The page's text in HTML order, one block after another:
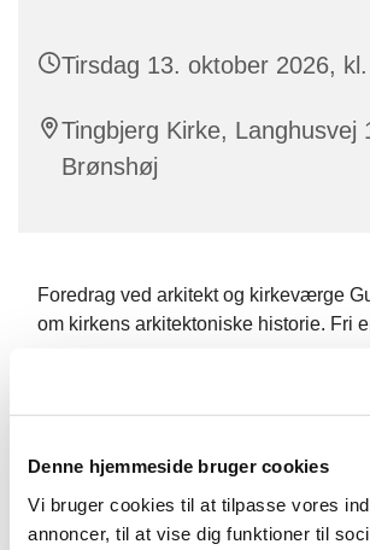
Denne hjemmeside bruger cookies
Vi bruger cookies til at tilpasse vores
annoncer, til at vise dig funktioner til
Tirsdag 13. oktober 2026,
Tingbjerg Kirke, Langhusvej
Brønshøj
Foredrag ved arkitekt og kirkeværge
om kirkens arkitektoniske historie. Fri